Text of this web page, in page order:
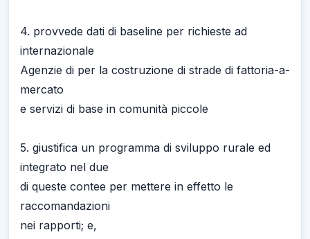
4. provvede dati di baseline per richieste ad
internazionale
Agenzie di per la costruzione di strade di fattoria-a-
mercato
e servizi di base in comunità piccole
5. giustifica un programma di sviluppo rurale ed
integrato nel due
di queste contee per mettere in effetto le
raccomandazioni
nei rapporti; e,